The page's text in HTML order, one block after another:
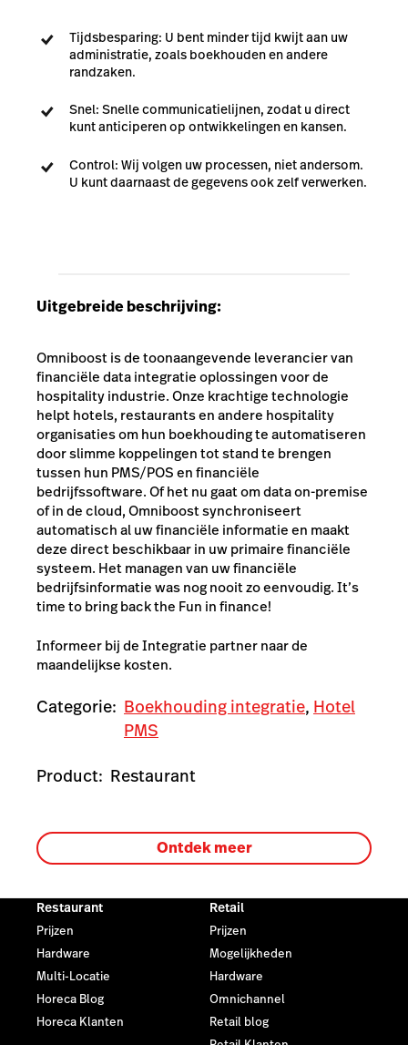
Tijdsbesparing: U bent minder tijd kwijt aan uw
administratie, zoals boekhouden en andere
randzaken.
Snel: Snelle communicatielijnen, zodat u direct
kunt anticiperen op ontwikkelingen en kansen.
Control: Wij volgen uw processen, niet andersom.
U kunt daarnaast de gegevens ook zelf verwerken.
Uitgebreide beschrijving:
Omniboost is de toonaangevende leverancier van
financiële data integratie oplossingen voor de
hospitality industrie. Onze krachtige technologie
helpt hotels, restaurants en andere hospitality
organisaties om hun boekhouding te automatiseren
door slimme koppelingen tot stand te brengen
tussen hun PMS/POS en financiële
bedrijfssoftware. Of het nu gaat om data on-premise
of in de cloud, Omniboost synchroniseert
automatisch al uw financiële informatie en maakt
deze direct beschikbaar in uw primaire financiële
systeem. Het managen van uw financiële
bedrijfsinformatie was nog nooit zo eenvoudig. It’s
time to bring back the Fun in finance!
Informeer bij de Integratie partner naar de
maandelijkse kosten.
Categorie: Boekhouding integratie, Hotel
PMS
Product: Restaurant
Ontdek meer
Restaurant
Prijzen
Hardware
Multi-Locatie
Horeca Blog
Horeca Klanten
Retail
Prijzen
Mogelijkheden
Hardware
Omnichannel
Retail blog